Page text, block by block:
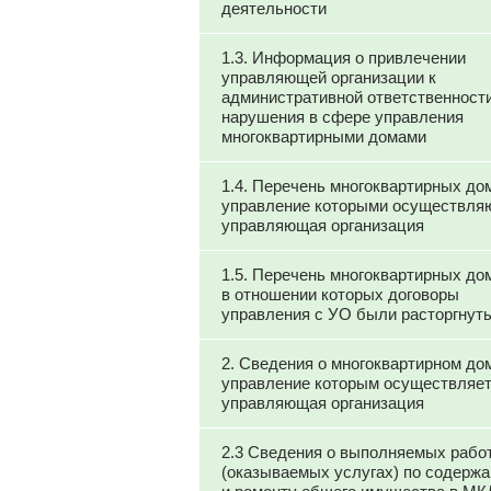
деятельности
1.3. Информация о привлечении
управляющей организации к
административной
нарушения в сфере управления
многоквартирными домами
1.4. Перечень многоквартирных
управление которыми
управляющая организация
1.5. Перечень многоквартирных
в отношении которых договоры
управления с УО были
2. Сведения о многоквартирном
управление которым осуществляет
управляющая организация
2.3 Сведения о выполняемых
(оказываемых услугах) по